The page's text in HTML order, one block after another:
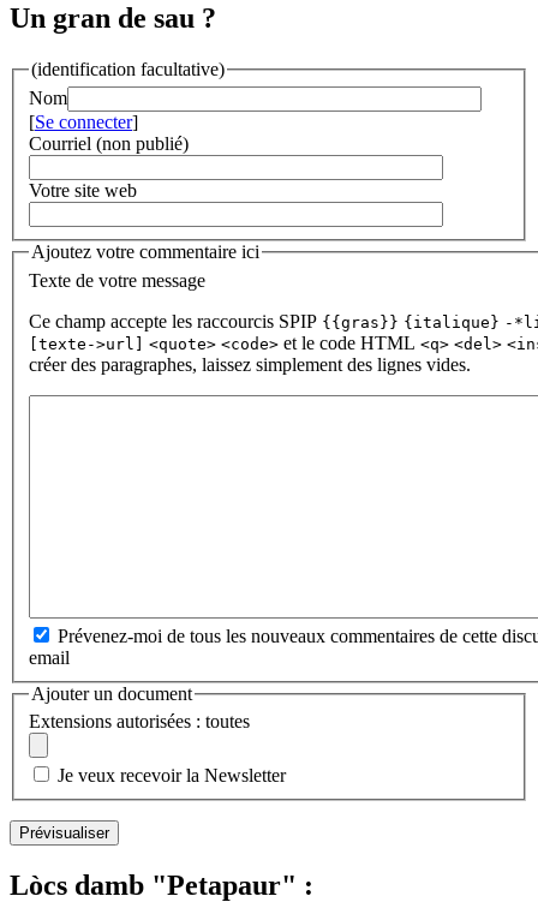
Un gran de sau ?
(identification facultative)
Nom
[Se connecter]
Courriel (non publié)
Votre site web
Ajoutez votre commentaire ici
Texte de votre message
Ce champ accepte les raccourcis SPIP {{gras}} {italique} -
[texte->url] <quote> <code> et le code HTML <q> <del>
créer des paragraphes, laissez simplement des lignes vides.
Prévenez-moi de tous les nouveaux commentaires de cette
email
Ajouter un document
Extensions autorisées : toutes
Je veux recevoir la Newsletter
Lòcs damb "Petapaur" :